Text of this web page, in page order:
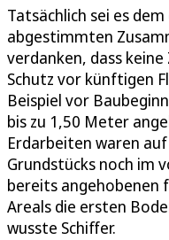
Tatsächlich sei es
abgestimmten
verdanken, dass
Schutz vor künftigen
Beispiel vor
bis zu 1,50 Meter
Erdarbeiten waren
Grundstücks noch im
bereits angehobenen
Areals die ersten
wusste Schiffer.